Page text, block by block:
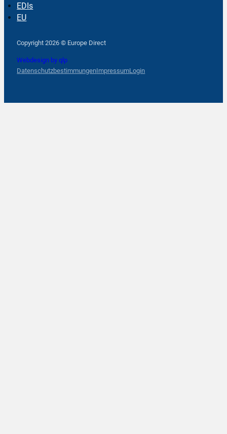
EDIs
EU
Copyright 2026 © Europe Direct
Webdesign by qlp
DatenschutzbestimmungenImpressumLogin